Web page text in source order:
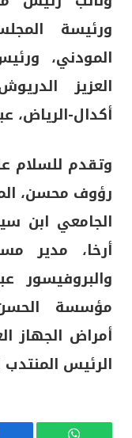
ورئيسة
المودني،
العزيز
أكدال-الرياض،
وتقدم للسلام
رؤوف محسن،
الجامعي ابن
أرخا، مدير
والبروفيسور
مؤسسة الحسن
أمراض الجهاز
الرئيس